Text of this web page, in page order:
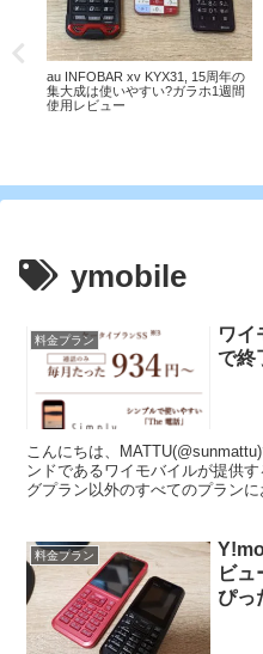
au INFOBAR xv KYX31, 15周年の
集大成は使いやすい?ガラホ1週間
使用レビュー
ymobile
料金プラン
ワイ
で終
こんにちは、
ンドであるワイモバイルが提供
グプラン以外のすべてのプラン
料金プラン
ビュ
ぴっ